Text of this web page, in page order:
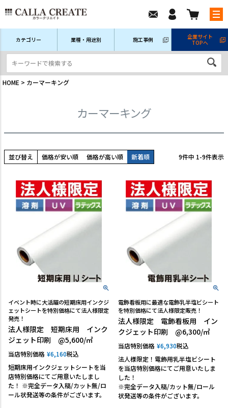
ログイン/マイページ
注文履歴
TEL:06-7493-2639 (平日9:00～18:00)
メールで問い合わせる
カテゴリーから選ぶ
業種・用途から選ぶ
用語集
よくある質問
プライバシーポリシー
カテゴリー 業種・用途別 施工事例
企業サイト
TOPへ
HOME カーマーキング
カーマーキング
並び替え 価格が安い順 価格が高い順 新着順 9件中 1-9件表示
イベント時に大活躍の短期床用インクジ
ェットシートを特別価格にて法人様限定
発売！
法人様限定 短期床用 インク
ジェット印刷 @5,600/㎡
当店特別価格 ¥6,160税込
短期床用インクジェットシートを当
店特別価格にてご用意いたしまし
た！ ※完全データ入稿/カット無/ロ
ール状発送等の条件がございます。
電飾看板用に最適な電飾乳半塩ビシート
を特別価格にて法人様限定販売！
法人様限定 電飾看板用 イン
クジェット印刷 @6,300/㎡
当店特別価格 ¥6,930税込
法人様限定！電飾用乳半塩ビシート
を当店特別価格にてご用意いたしま
した！
※完全データ入稿/カット無/ロール
状発送等の条件がございます。